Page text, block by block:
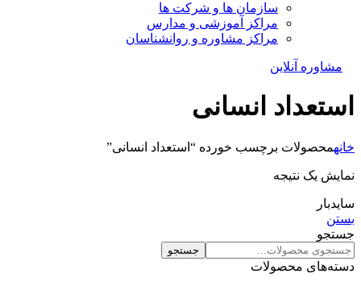
سازمان ها و شرکت ها
مراکز آموزشی و مدارس
مراکز مشاوره و روانشناسان
مشاوره آنلاین
استعداد انسانی
خانهمحصولات برچسب خورده “استعداد انسانی”
نمایش یک نتیجه
سایدبار
بستن
جستجو
جستجو
دسته‌های محصولات